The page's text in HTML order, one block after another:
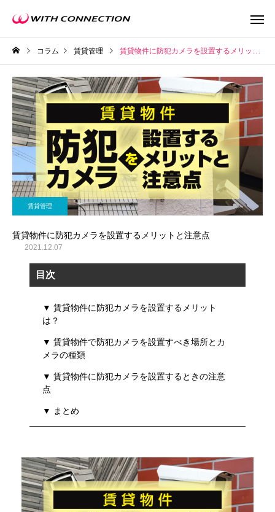
不動産買取
ウィズの利益還元
コラム 賃貸管理 賃貸物件に防犯カメラを設置するメリットと注意点
賃貸管理
賃貸物件に防犯カメラを設置するメリットと注意点
2021.12.07
目次
▼ 賃貸物件に防犯カメラを設置するメリット
は？
▼ 賃貸物件で防犯カメラを設置すべき場所とカ
メラの種類
▼ 賃貸物件に防犯カメラを設置するときの注意
点
▼ まとめ